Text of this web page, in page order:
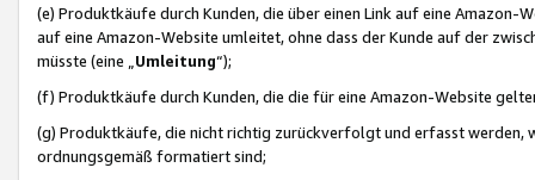
(e) Produktkäufe durch Kunden, die über einen Link auf eine
auf eine Amazon-Website umleitet, ohne dass der Kunde auf der
müsste (eine „ Umleitung“);
(f) Produktkäufe durch Kunden, die die für eine Amazon-Website
(g) Produktkäufe, die nicht richtig zurückverfolgt und erfasst werden,
ordnungsgemäß formatiert sind;